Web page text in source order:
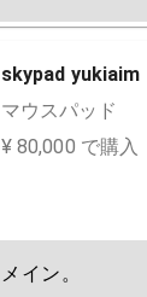
skypad yukiaim
マウスパッド
¥ 80,000 で購入
メイン。